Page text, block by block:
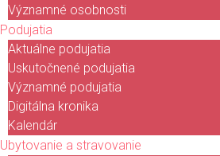
Významné osobnosti
Podujatia
Aktuálne podujatia
Uskutočnené podujatia
Významné podujatia
Digitálna kronika
Kalendár
Ubytovanie a stravovanie